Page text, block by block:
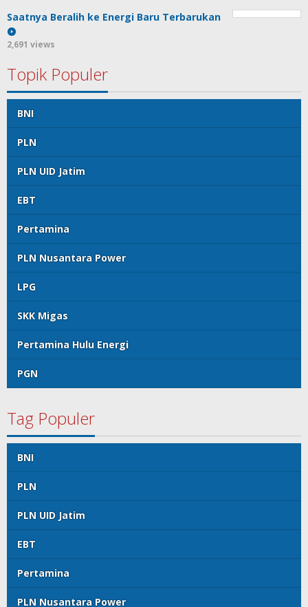
Saatnya Beralih ke Energi Baru Terbarukan
2,691 views
Topik Populer
BNI
PLN
PLN UID Jatim
EBT
Pertamina
PLN Nusantara Power
LPG
SKK Migas
Pertamina Hulu Energi
PGN
Tag Populer
BNI
PLN
PLN UID Jatim
EBT
Pertamina
PLN Nusantara Power